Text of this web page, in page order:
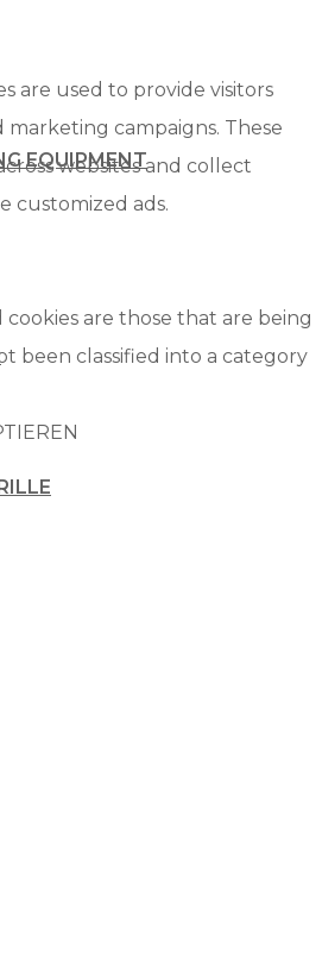
EQUIPMENT
are used to provide visitors
campaigns. These
websites and collect
customized ads.
are those that are being
been classified into a category